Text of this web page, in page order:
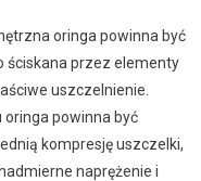
oringa powinna być
ściskana przez elementy
uszczelnienie.
oringa powinna być
kompresję uszczelki,
naprężenie i